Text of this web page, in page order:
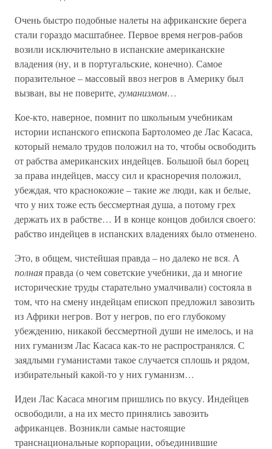
Очень быстро подобные налеты на африканские берега
стали гораздо масштабнее. Первое время негров-рабов
возили исключительно в испанские американские
владения (ну, и в португальские, конечно). Самое
поразительное – массовый ввоз негров в Америку был
вызван, вы не поверите, гуманизмом…
Кое-кто, наверное, помнит по школьным учебникам
истории испанского епископа Бартоломео де Лас Касаса,
который немало трудов положил на то, чтобы освободить
от рабства американских индейцев. Большой был борец
за права индейцев, массу сил и красноречия положил,
убеждая, что краснокожие – такие же люди, как и белые,
что у них тоже есть бессмертная душа, а потому грех
держать их в рабстве… И в конце концов добился своего:
рабство индейцев в испанских владениях было отменено.
Это, в общем, чистейшая правда – но далеко не вся. А
полнаяправда (о чем советские учебники, да и многие
исторические труды старательно умалчивали) состояла в
том, что на смену индейцам епископ предложил завозить
из Африки негров. Вот у негров, по его глубокому
убеждению, никакой бессмертной души не имелось, и на
них гуманизм Лас Касаса как-то не распространялся. С
заядлыми гуманистами такое случается сплошь и рядом,
избирательный какой-то у них гуманизм…
Идеи Лас Касаса многим пришлись по вкусу. Индейцев
освободили, а на их место принялись завозить
африканцев. Возникли самые настоящие
транснациональные корпорации, объединившие